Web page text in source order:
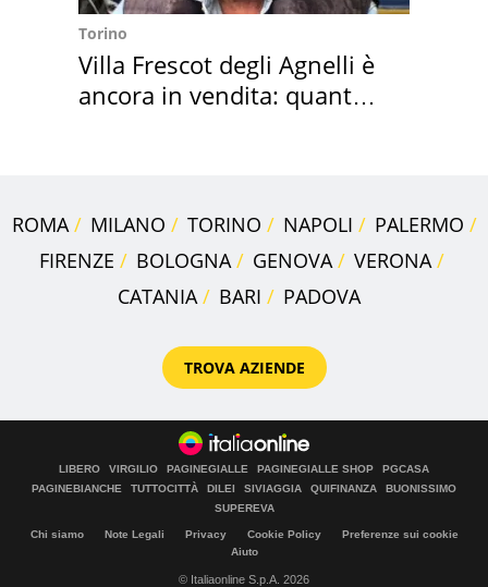
Torino
Villa Frescot degli Agnelli è
ancora in vendita: quanto
ROMA MILANO TORINO NAPOLI
PALERMO
FIRENZE
BOLOGNA GENOVA
VERONA
CATANIA
BARI PADOVA
TROVA AZIENDE
LIBERO VIRGILIO PAGINEGIALLE PAGINEGIALLE SHOP
PGCASA
PAGINEBIANCHE
TUTTOCITTÀ DILEI SIVIAGGIA QUIFINANZA
BUONISSIMO
SUPEREVA
Chi siamo Note Legali Privacy Cookie Policy
Preferenze sui cookie
Aiuto
© Italiaonline S.p.A. 2026